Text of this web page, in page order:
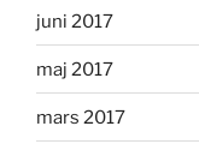
juni 2017
maj 2017
mars 2017